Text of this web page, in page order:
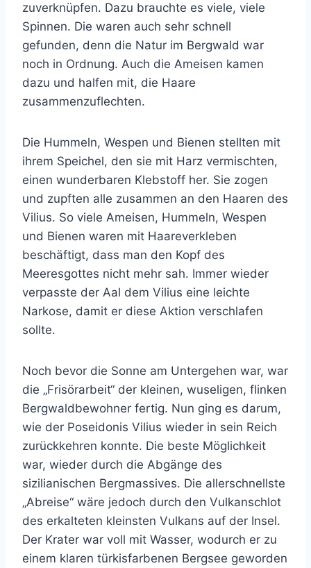
zuverknüpfen. Dazu brauchte es viele, viele
Spinnen. Die waren auch sehr schnell
gefunden, denn die Natur im Bergwald war
noch in Ordnung. Auch die Ameisen kamen
dazu und halfen mit, die Haare
zusammenzuflechten.
Die Hummeln, Wespen und Bienen stellten mit
ihrem Speichel, den sie mit Harz vermischten,
einen wunderbaren Klebstoff her. Sie zogen
und zupften alle zusammen an den Haaren des
Vilius. So viele Ameisen, Hummeln, Wespen
und Bienen waren mit Haareverkleben
beschäftigt, dass man den Kopf des
Meeresgottes nicht mehr sah. Immer wieder
verpasste der Aal dem Vilius eine leichte
Narkose, damit er diese Aktion verschlafen
sollte.
Noch bevor die Sonne am Untergehen war, war
die „Frisörarbeit“ der kleinen, wuseligen, flinken
Bergwaldbewohner fertig. Nun ging es darum,
wie der Poseidonis Vilius wieder in sein Reich
zurückkehren konnte. Die beste Möglichkeit
war, wieder durch die Abgänge des
sizilianischen Bergmassives. Die allerschnellste
„Abreise“ wäre jedoch durch den Vulkanschlot
des erkalteten kleinsten Vulkans auf der Insel.
Der Krater war voll mit Wasser, wodurch er zu
einem klaren türkisfarbenen Bergsee geworden